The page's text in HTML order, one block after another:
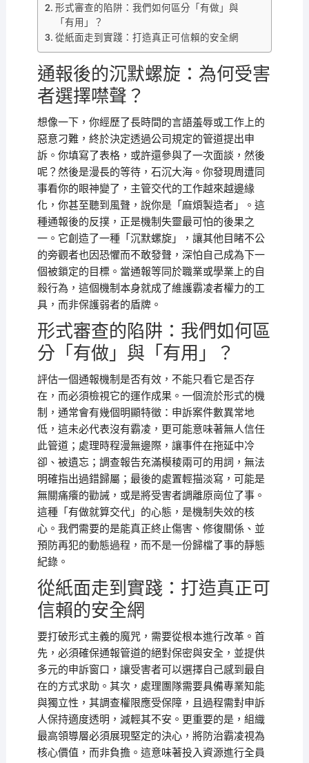
形式審查的陷阱：我們如何區分「有做」與
「有用」？
從紙面走到實踐：打造真正可信賴的安全網
通報後的沉默螺旋：為何受害
者選擇噤聲？
想像一下，你經歷了長時間的言語羞辱或工作上的
惡意刁難，終於決定透過公司規定的管道提出申
訴。你填寫了表格，或許還參與了一次面談，然後
呢？然後是漫長的等待，石沉大海。你發現周遭同
事看你的眼神變了，主管交代的工作越來越邊緣
化，你甚至聽到風聲，說你是「麻煩製造者」。這
種通報後的反撲，正是機制失靈最可怕的後果之
一。它創造了一種「沉默螺旋」，讓其他目睹不公
的旁觀者也因恐懼而不敢發聲，深怕自己成為下一
個被鎖定的目標。當通報等同於職業或學業上的自
殺行為，這個機制本身就成了維護霸凌者權力的工
具，而非保護弱者的盾牌。
形式審查的陷阱：我們如何區
分「有做」與「有用」？
評估一個通報機制是否有效，不能只看它是否存
在，而必須檢視它的運作成果。一個流於形式的機
制，通常會有幾個明顯特徵：申訴案件數異常地
低，這未必代表沒有霸凌，更可能意味著無人信任
此管道；處理時程漫無邊際，讓事件在拖延中冷
卻、被遺忘；調查報告充滿模稜兩可的用詞，無法
明確指出過錯歸屬；最後的處置輕描淡寫，可能是
無關痛癢的勸誡，或是將受害者調離原崗位了事。
這種「有做就算交代」的心態，是機制失效的核
心。我們需要的是能真正終止傷害、修復關係、並
預防再犯的動態過程，而不是一份歸檔了事的靜態
紀錄。
從紙面走到實踐：打造真正可
信賴的安全網
要打破形式主義的魔咒，需要從根本進行改革。首
先，必須確保通報管道的絕對保密與安全，並提供
多元的申訴窗口，讓受害者可以選擇自己感到最自
在的方式求助。其次，處理團隊需要具備專業知能
與獨立性，其調查權限應受保障，且過程需對申訴
人保持適度透明，減輕其不安。更重要的是，組織
最高領導層必須展現堅定的決心，將防治霸凌視為
核心價值，而非負擔。這意味著投入資源進行全員